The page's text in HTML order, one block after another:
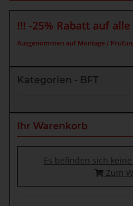
!!! -25% Rabatt auf
Ausgenommen auf Montage /
Kategorien - BFT
Ihr Warenkorb
Es befinden sich
Zum